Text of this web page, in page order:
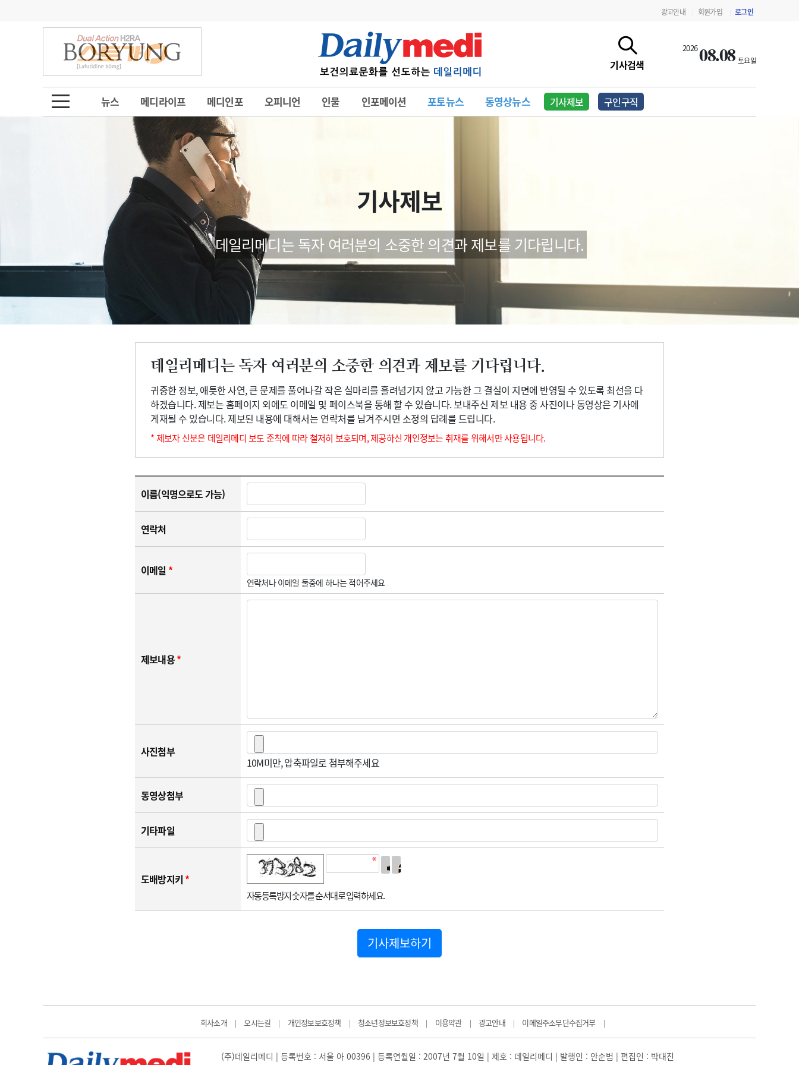
광고안내 회원가입 로그인
기사검색
202608.08 토요일
뉴스 메디라이프 메디인포 오피니언 인물 인포메이션 포토뉴스 동영상뉴스 기사제보 구인구직
금주의 검색어
1
의사인력 수급 추계
2
성분명 처방
3
AI의료
4
전공의 모집 결과
의사국시 합격률
6
관리급여 실시
의과대학 입시
10 약가인하
메디인포 사고
오피니언 칼럼 수첩
인물 초대석 피플
포토뉴스
지역병원 중소병원
행정처분 판례
학회·연수강좌 학회/연수강좌 행사
법적고지
기사제보
데일리메디는 독자 여러분의 소중한 의견과 제보를 기다립니다.
데일리메디는 독자 여러분의 소중한 의견과 제보를 기다립니다.
귀중한 정보, 애틋한 사연, 큰 문제를 풀어나갈 작은 실마리를 흘려넘기지 않고 가능한 그 결실이 지면에 반영될 수 있도록 최선을 다
하겠습니다. 제보는 홈페이지 외에도 이메일 및 페이스북을 통해 할 수 있습니다. 보내주신 제보 내용 중 사진이나 동영상은 기사에
게재될 수 있습니다. 제보된 내용에 대해서는 연락처를 남겨주시면 소정의 답례를 드립니다.
* 제보자 신분은 데일리메디 보도 준칙에 따라 철저히 보호되며, 제공하신 개인정보는 취재를 위해서만 사용됩니다.
이름(익명으로도 가능)
연락처
이메일 *
연락처나 이메일 둘중에 하나는 적어주세요
제보내용*
사진첨부
10M미만, 압축파일로 첨부해주세요
동영상첨부
기타파일
도배방지키 *
자동등록방지 숫자를 순서대로 입력하세요.
기사제보하기
회사소개 | 오시는길 | 개인정보보호정책 | 청소년정보보호정책 | 이용약관 | 광고안내 | 이메일주소무단수집거부 |
(주)데일리메디 | 등록번호 : 서울 아 00396 | 등록연월일 : 2007년 7월 10일 | 제호 : 데일리메디 | 발행인 : 안순범 | 편집인 : 박대진